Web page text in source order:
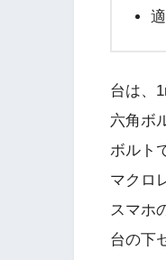
台は、
六角ボ
ボルト
マクロ
スマホ
台の下